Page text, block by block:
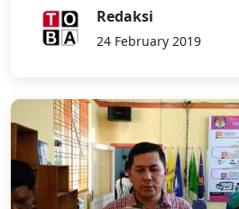
Redaksi
24 February 2019